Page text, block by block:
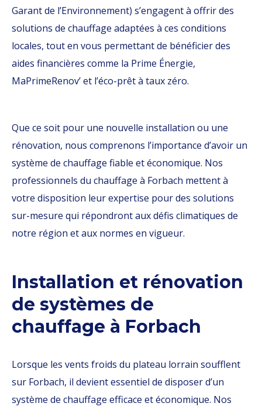
Garant de l’Environnement) s’engagent à offrir des
solutions de chauffage adaptées à ces conditions
locales, tout en vous permettant de bénéficier des
aides financières comme la Prime Énergie,
MaPrimeRenov’ et l’éco-prêt à taux zéro.
Que ce soit pour une nouvelle installation ou une
rénovation, nous comprenons l’importance d’avoir un
système de chauffage fiable et économique. Nos
professionnels du chauffage à Forbach mettent à
votre disposition leur expertise pour des solutions
sur-mesure qui répondront aux défis climatiques de
notre région et aux normes en vigueur.
Installation et rénovation
de systèmes de
chauffage à Forbach
Lorsque les vents froids du plateau lorrain soufflent
sur Forbach, il devient essentiel de disposer d’un
système de chauffage efficace et économique. Nos